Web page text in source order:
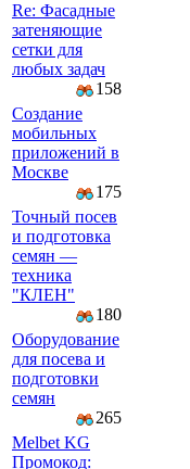
Re: Фасадные
затеняющие
сетки для
любых задач
158
Создание
мобильных
приложений в
Москве
175
Точный посев
и подготовка
семян —
техника
"КЛЕН"
180
Оборудование
для посева и
подготовки
семян
265
Melbet KG
Промокод: